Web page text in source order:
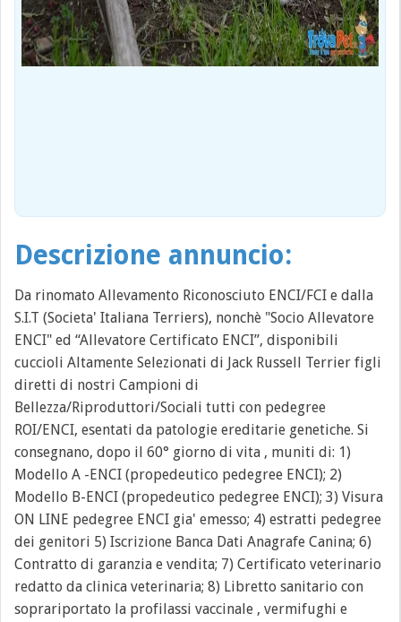
Descrizione annuncio:
Da rinomato Allevamento Riconosciuto ENCI/FCI e dalla
S.I.T (Societa' Italiana Terriers), nonchè "Socio Allevatore
ENCI" ed “Allevatore Certificato ENCI”, disponibili
cuccioli Altamente Selezionati di Jack Russell Terrier figli
diretti di nostri Campioni di
Bellezza/Riproduttori/Sociali tutti con pedegree
ROI/ENCI, esentati da patologie ereditarie genetiche. Si
consegnano, dopo il 60° giorno di vita , muniti di: 1)
Modello A -ENCI (propedeutico pedegree ENCI); 2)
Modello B-ENCI (propedeutico pedegree ENCI); 3) Visura
ON LINE pedegree ENCI gia' emesso; 4) estratti pedegree
dei genitori 5) Iscrizione Banca Dati Anagrafe Canina; 6)
Contratto di garanzia e vendita; 7) Certificato veterinario
redatto da clinica veterinaria; 8) Libretto sanitario con
soprariportato la profilassi vaccinale , vermifughi e